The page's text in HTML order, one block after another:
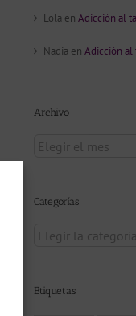
durante la
Lola enAdicción al
Nadia enAdicción al
Archivo
Archivo
Categorías
Categorías
Etiquetas